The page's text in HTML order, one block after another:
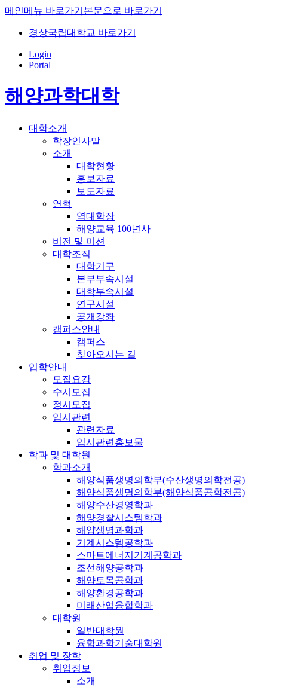
메인메뉴 바로가기 본문으로 바로가기
경상국립대학교 바로가기
Login
Portal
해양과학대학
대학소개
학장인사말
소개
대학현황
홍보자료
보도자료
연혁
역대학장
해양교육 100년사
비전 및 미션
대학조직
대학기구
본부부속시설
대학부속시설
연구시설
공개강좌
캠퍼스안내
캠퍼스
찾아오시는 길
입학안내
모집요강
수시모집
정시모집
입시관련
관련자료
입시관련홍보물
학과 및 대학원
학과소개
해양식품생명의학부(수산생명의학전공)
해양식품생명의학부(해양식품공학전공)
해양수산경영학과
해양경찰시스템학과
해양생명과학과
기계시스템공학과
스마트에너지기계공학과
조선해양공학과
해양토목공학과
해양환경공학과
미래산업융합학과
대학원
일반대학원
융합과학기술대학원
취업 및 장학
취업정보
소개